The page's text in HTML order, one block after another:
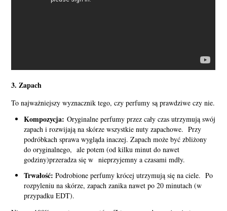
3. Zapach
To najważniejszy wyznacznik tego, czy perfumy są prawdziwe czy nie.
Kompozycja: Oryginalne perfumy przez cały czas utrzymują swój
zapach i rozwijają na skórze wszystkie nuty zapachowe. Przy
podróbkach sprawa wygląda inaczej. Zapach może być zbliżony
do oryginalnego, ale potem (od kilku minut do nawet
godziny)przeradza się w nieprzyjemny a czasami mdły.
Trwałość: Podrobione perfumy krócej utrzymują się na ciele. Po
rozpyleniu na skórze, zapach zanika nawet po 20 minutach (w
przypadku EDT).